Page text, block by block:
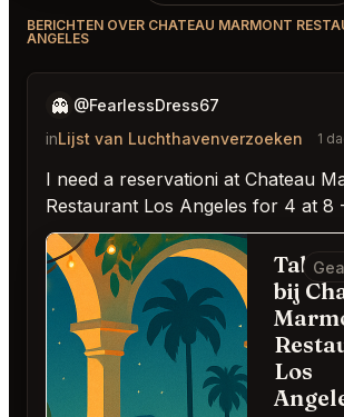
BERICHTEN OVER CHATEAU MARMONT
ANGELES
👻 @FearlessDress67
inLijst van Luchthavenverzoeken 1
I need a reservationi at Chateau
Restaurant Los Angeles for 4 at 8
Table
bij
Los